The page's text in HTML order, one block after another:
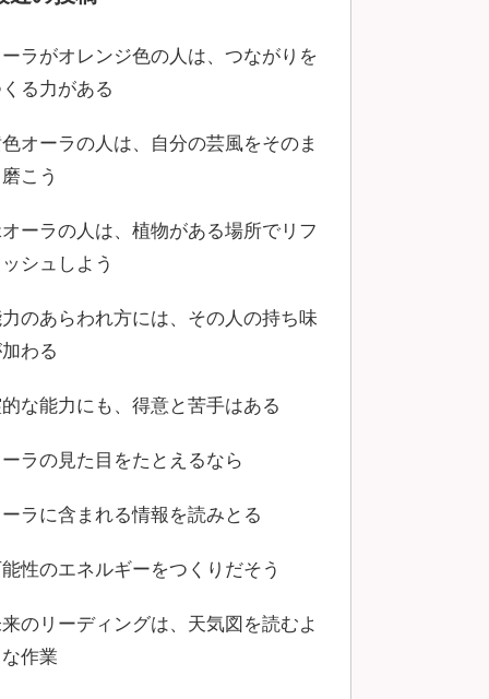
ラがオレンジ色の人は、つながりを
る力がある
オーラの人は、自分の芸風をそのま
こう
ーラの人は、植物がある場所でリフ
シュしよう
のあらわれ方には、その人の持ち味
わる
な能力にも、得意と苦手はある
ラの見た目をたとえるなら
ラに含まれる情報を読みとる
性のエネルギーをつくりだそう
のリーディングは、天気図を読むよ
作業